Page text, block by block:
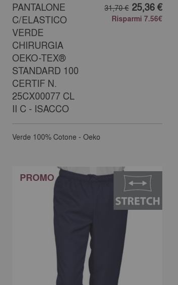
PANTALONE
C/ELASTICO
VERDE
CHIRURGIA
OEKO-TEX®
STANDARD 100
CERTIF N.
25CX00077 CL
II C - ISACCO
31,70 € 25,36 €
Risparmi 7.56€
Verde 100% Cotone - Oeko
PROMO